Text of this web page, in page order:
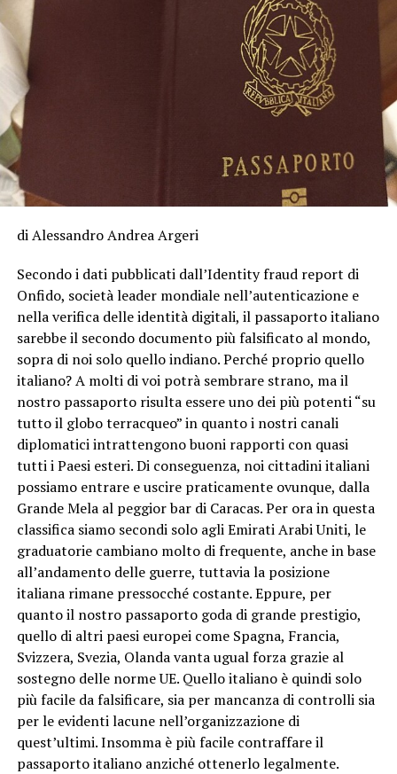
di Alessandro Andrea Argeri
Secondo i dati pubblicati dall’Identity fraud report di
Onfido, società leader mondiale nell’autenticazione e
nella verifica delle identità digitali, il passaporto italiano
sarebbe il secondo documento più falsificato al mondo,
sopra di noi solo quello indiano. Perché proprio quello
italiano? A molti di voi potrà sembrare strano, ma il
nostro passaporto risulta essere uno dei più potenti “su
tutto il globo terracqueo” in quanto i nostri canali
diplomatici intrattengono buoni rapporti con quasi
tutti i Paesi esteri. Di conseguenza, noi cittadini italiani
possiamo entrare e uscire praticamente ovunque, dalla
Grande Mela al peggior bar di Caracas. Per ora in questa
classifica siamo secondi solo agli Emirati Arabi Uniti, le
graduatorie cambiano molto di frequente, anche in base
all’andamento delle guerre, tuttavia la posizione
italiana rimane pressocché costante. Eppure, per
quanto il nostro passaporto goda di grande prestigio,
quello di altri paesi europei come Spagna, Francia,
Svizzera, Svezia, Olanda vanta ugual forza grazie al
sostegno delle norme UE. Quello italiano è quindi solo
più facile da falsificare, sia per mancanza di controlli sia
per le evidenti lacune nell’organizzazione di
quest’ultimi. Insomma è più facile contraffare il
passaporto italiano anziché ottenerlo legalmente.